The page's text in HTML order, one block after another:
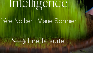
Intelligence
frère Norbert-Marie Sonnier
Lire la suite